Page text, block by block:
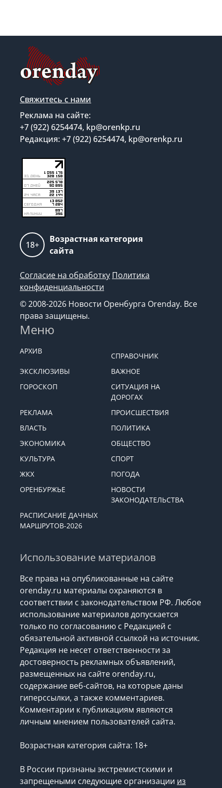
Свяжитесь с нами
Реклама на сайте:
+7 (922) 6254474, kp@orenkp.ru
Редакция: +7 (922) 6254474, kp@orenkp.ru
18+
Возрастная категория
сайта
Согласие на обработку Политика
конфиденциальности
© 2008-2026 Новости Оренбурга Orenday. Все
права защищены.
Меню
АРХИВ
СПРАВОЧНИК
ЭКСКЛЮЗИВЫ
ВАЖНОЕ
ГОРОСКОП
СИТУАЦИЯ НА
ДОРОГАХ
РЕКЛАМА
ПРОИСШЕСТВИЯ
ВЛАСТЬ
ПОЛИТИКА
ЭКОНОМИКА
ОБЩЕСТВО
КУЛЬТУРА
СПОРТ
ЖКХ
ПОГОДА
ОРЕНБУРЖЬЕ
НОВОСТИ
ЗАКОНОДАТЕЛЬСТВА
РАСПИСАНИЕ ДАЧНЫХ
МАРШРУТОВ-2026
Использование материалов
Все права на опубликованные на сайте
orenday.ru материалы охраняются в
соответствии с законодательством РФ. Любое
использование материалов допускается
только по согласованию с Редакцией с
обязательной активной ссылкой на источник.
Редакция не несет ответственности за
достоверность рекламных объявлений,
размещенных на сайте orenday.ru,
содержание веб-сайтов, на которые даны
гиперссылки, а также комментариев.
Комментарии к публикациям являются
личным мнением пользователей сайта.
Возрастная категория сайта: 18+
В России признаны экстремистскими и
запрещеными следующие организации из